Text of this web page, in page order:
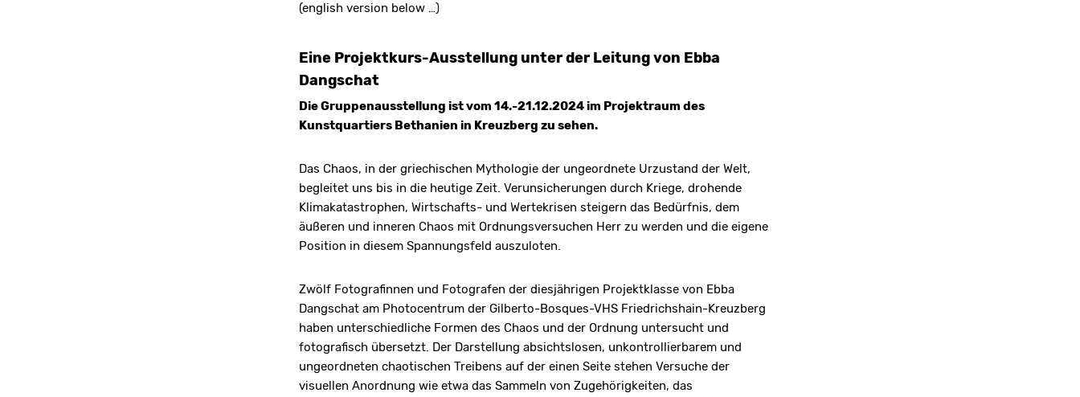
(english version below …)
Eine Projektkurs-Ausstellung unter der Leitung von Ebba
Dangschat
Die Gruppenausstellung ist vom 14.-21.12.2024 im Projektraum des
Kunstquartiers Bethanien in Kreuzberg zu sehen.
Das Chaos, in der griechischen Mythologie der ungeordnete Urzustand der Welt,
begleitet uns bis in die heutige Zeit. Verunsicherungen durch Kriege, drohende
Klimakatastrophen, Wirtschafts- und Wertekrisen steigern das Bedürfnis, dem
äußeren und inneren Chaos mit Ordnungsversuchen Herr zu werden und die eigene
Position in diesem Spannungsfeld auszuloten.
Zwölf Fotografinnen und Fotografen der diesjährigen Projektklasse von Ebba
Dangschat am Photocentrum der Gilberto-Bosques-VHS Friedrichshain-Kreuzberg
haben unterschiedliche Formen des Chaos und der Ordnung untersucht und
fotografisch übersetzt. Der Darstellung absichtslosen, unkontrollierbarem und
ungeordneten chaotischen Treibens auf der einen Seite stehen Versuche der
visuellen Anordnung wie etwa das Sammeln von Zugehörigkeiten, das